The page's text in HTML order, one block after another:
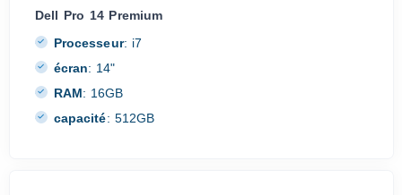
Dell Pro 14 Premium
Processeur: i7
écran: 14"
RAM: 16GB
capacité: 512GB